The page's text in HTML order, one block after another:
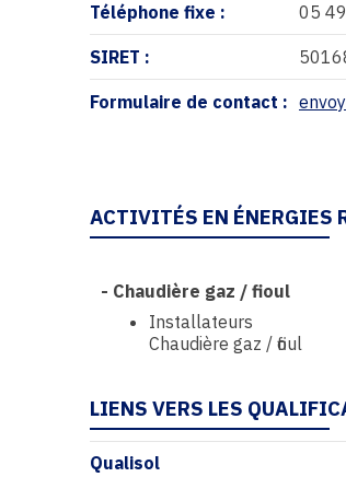
Téléphone fixe : 05
SIRET :
Formulaire de contact :
ACTIVITÉS EN ÉNERGIES
- Chaudière gaz / fioul
Installateurs
Chaudière gaz / fioul
LIENS VERS LES
Qualisol